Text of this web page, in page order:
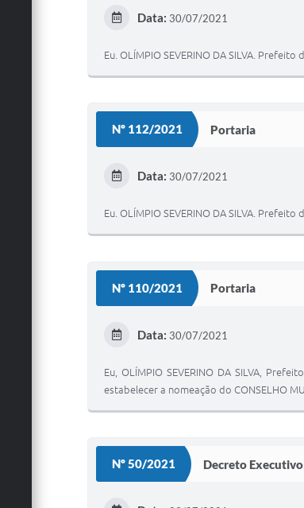
Data: 30/07/2021
Eu. OLÍMPIO SEVERINO DA SILVA.
Nº 112/2021 Portaria
Data: 30/07/2021
Eu. OLÍMPIO SEVERINO DA SILVA.
Nº 110/2021 Portaria
Data: 30/07/2021
Eu, OLÍMPIO SEVERINO DA SILVA,
estabelecer a nomeação do CONSELHO
Nº 50/2021 Decreto Executivo